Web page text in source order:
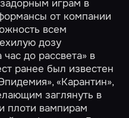
играм в
от компании
всем
дозу
час до рассвета» в
ранее был известен
«Карантин»,
заглянуть в
плоти вампирам